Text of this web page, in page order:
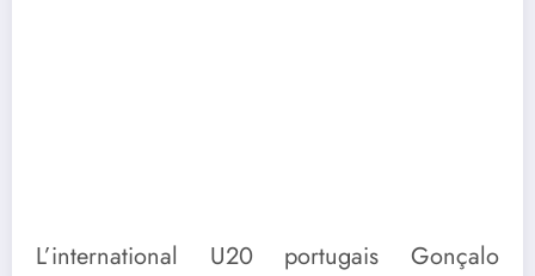
L’international U20 portugais Gonçalo